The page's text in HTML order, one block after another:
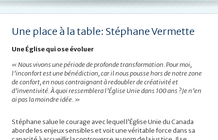
Une place à la table: Stéphane Vermette
Une Église qui ose évoluer
« Nous vivons une période de profonde transformation. Pour moi,
l’inconfort est une bénédiction, car il nous pousse hors de notre zone
de confort, en nous contraignant à redoubler de créativité et
d’inventivité. À quoi ressemblera l’Église Unie dans 100 ans ? Je n’en
ai pas la moindre idée. »
Stéphane salue le courage avec lequel l’Église Unie du Canada
aborde les enjeux sensibles et voit une véritable force dans sa